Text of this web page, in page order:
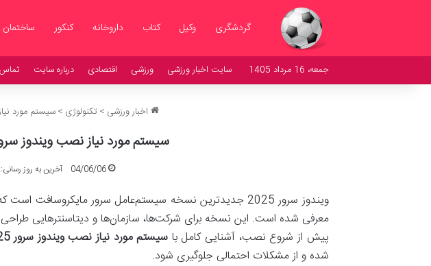
گردشگری وکیل کتاب داروخانه کنکور ساختمان
جمعه، 16 مرداد 1405 سایت اخبار ورزشی ورزشی اقتصادی درباره سایت تماس
اخبار ورزشی > تکنولوژی >سیستم مورد نیاز نصب ویندوز
سیستم مورد نیاز نصب ویندوز سرور 2025؛ راهنمای کامل برای آماده
04/06/06 آخرین به روز رسانی: 04/06/06
ویندوز سرور 2025 جدیدترین نسخه سیستم‌عامل سرور
معرفی شده است. این نسخه برای شرکت‌ها، سازمان‌ها و دیتاسنترهایی طراحی
پیش از شروع نصب، آشنایی کامل با سیستم مورد نیاز نصب ویندوز سرور 2025
شده و از مشکلات احتمالی جلوگیری شود.